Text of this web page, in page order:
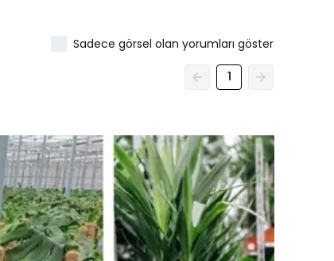
Sadece görsel olan yorumları göster
1